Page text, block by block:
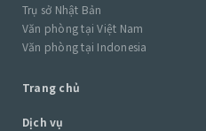
Trụ sở Nhật Bản
Văn phòng tại Việt Nam
Văn phòng tại Indonesia
Trang chủ
Dịch vụ